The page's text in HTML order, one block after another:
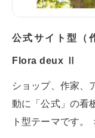
公式サイト型（
Flora deux Ⅱ
ショップ、作家、
動に「公式」の看
ト型テーマです。